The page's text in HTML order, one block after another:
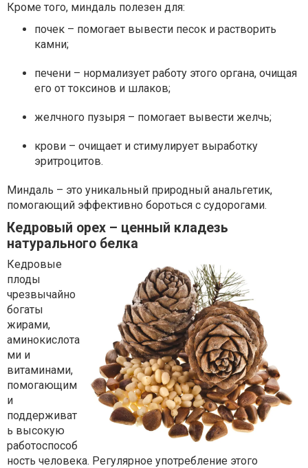
Кроме того, миндаль полезен для:
почек – помогает вывести песок и растворить
камни;
печени – нормализует работу этого органа, очищая
его от токсинов и шлаков;
желчного пузыря – помогает вывести желчь;
крови – очищает и стимулирует выработку
эритроцитов.
Миндаль – это уникальный природный анальгетик,
помогающий эффективно бороться с судорогами.
Кедровый орех – ценный кладезь
натурального белка
Кедровые
плоды
чрезвычайно
богаты
жирами,
аминокислота
ми и
витаминами,
помогающим
и
поддерживат
ь высокую
работоспособ
ность человека. Регулярное употребление этого